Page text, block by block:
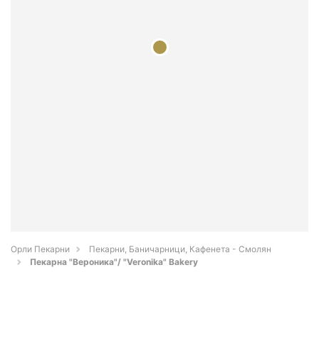
Орли Пекарни
Пекарни, Баничарници, Кафенета - Смолян
Пекарна "Вероника"/ "Veronika" Bakery